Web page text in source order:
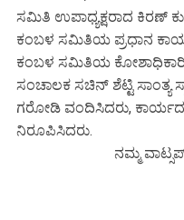
ಸಮಿತಿ ಉಪಾಧ್ಯಕ್ಷರಾದ ಕಿರಣ್
ಕಂಬಳ ಸಮಿತಿಯ ಪ್ರಧಾನ
ಕಂಬಳ ಸಮಿತಿಯ ಕೋಶಾಧಿಕಾರಿ
ಸಂಚಾಲಕ ಸಚಿನ್ ಶೆಟ್ಟಿ ಸಾಂತ್ಯ
ಗರೋಡಿ ವಂದಿಸಿದರು,
ನಿರೂಪಿಸಿದರು.
ನಮ್ಮ